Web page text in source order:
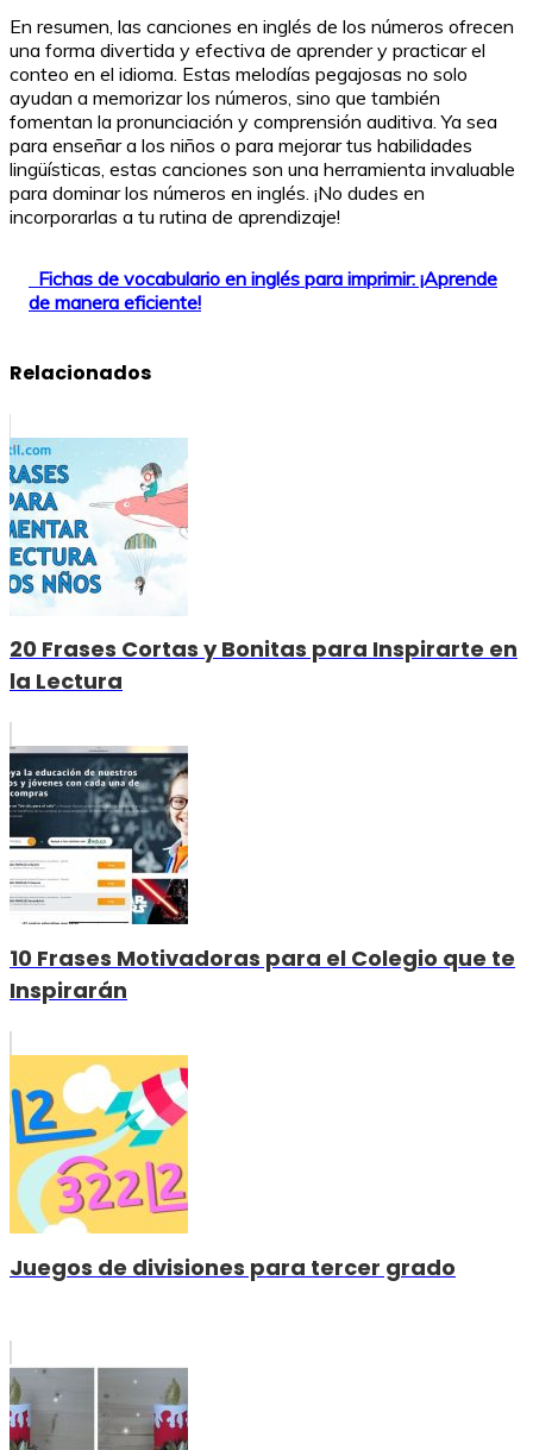
En resumen, las canciones en inglés de los números ofrecen
una forma divertida y efectiva de aprender y practicar el
conteo en el idioma. Estas melodías pegajosas no solo
ayudan a memorizar los números, sino que también
fomentan la pronunciación y comprensión auditiva. Ya sea
para enseñar a los niños o para mejorar tus habilidades
lingüísticas, estas canciones son una herramienta invaluable
para dominar los números en inglés. ¡No dudes en
incorporarlas a tu rutina de aprendizaje!
Fichas de vocabulario en inglés para imprimir: ¡Aprende
de manera eficiente!
Relacionados
20 Frases Cortas y Bonitas para Inspirarte en
la Lectura
10 Frases Motivadoras para el Colegio que te
Inspirarán
Juegos de divisiones para tercer grado